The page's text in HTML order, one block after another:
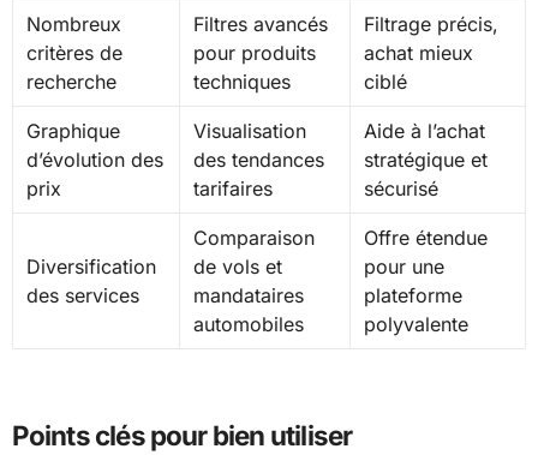
Nombreux
critères de
recherche
Filtres avancés
pour produits
techniques
Filtrage précis,
achat mieux
ciblé
Graphique
d’évolution des
prix
Visualisation
des tendances
tarifaires
Aide à l’achat
stratégique et
sécurisé
Diversification
des services
Comparaison
de vols et
mandataires
automobiles
Offre étendue
pour une
plateforme
polyvalente
Points clés pour bien utiliser